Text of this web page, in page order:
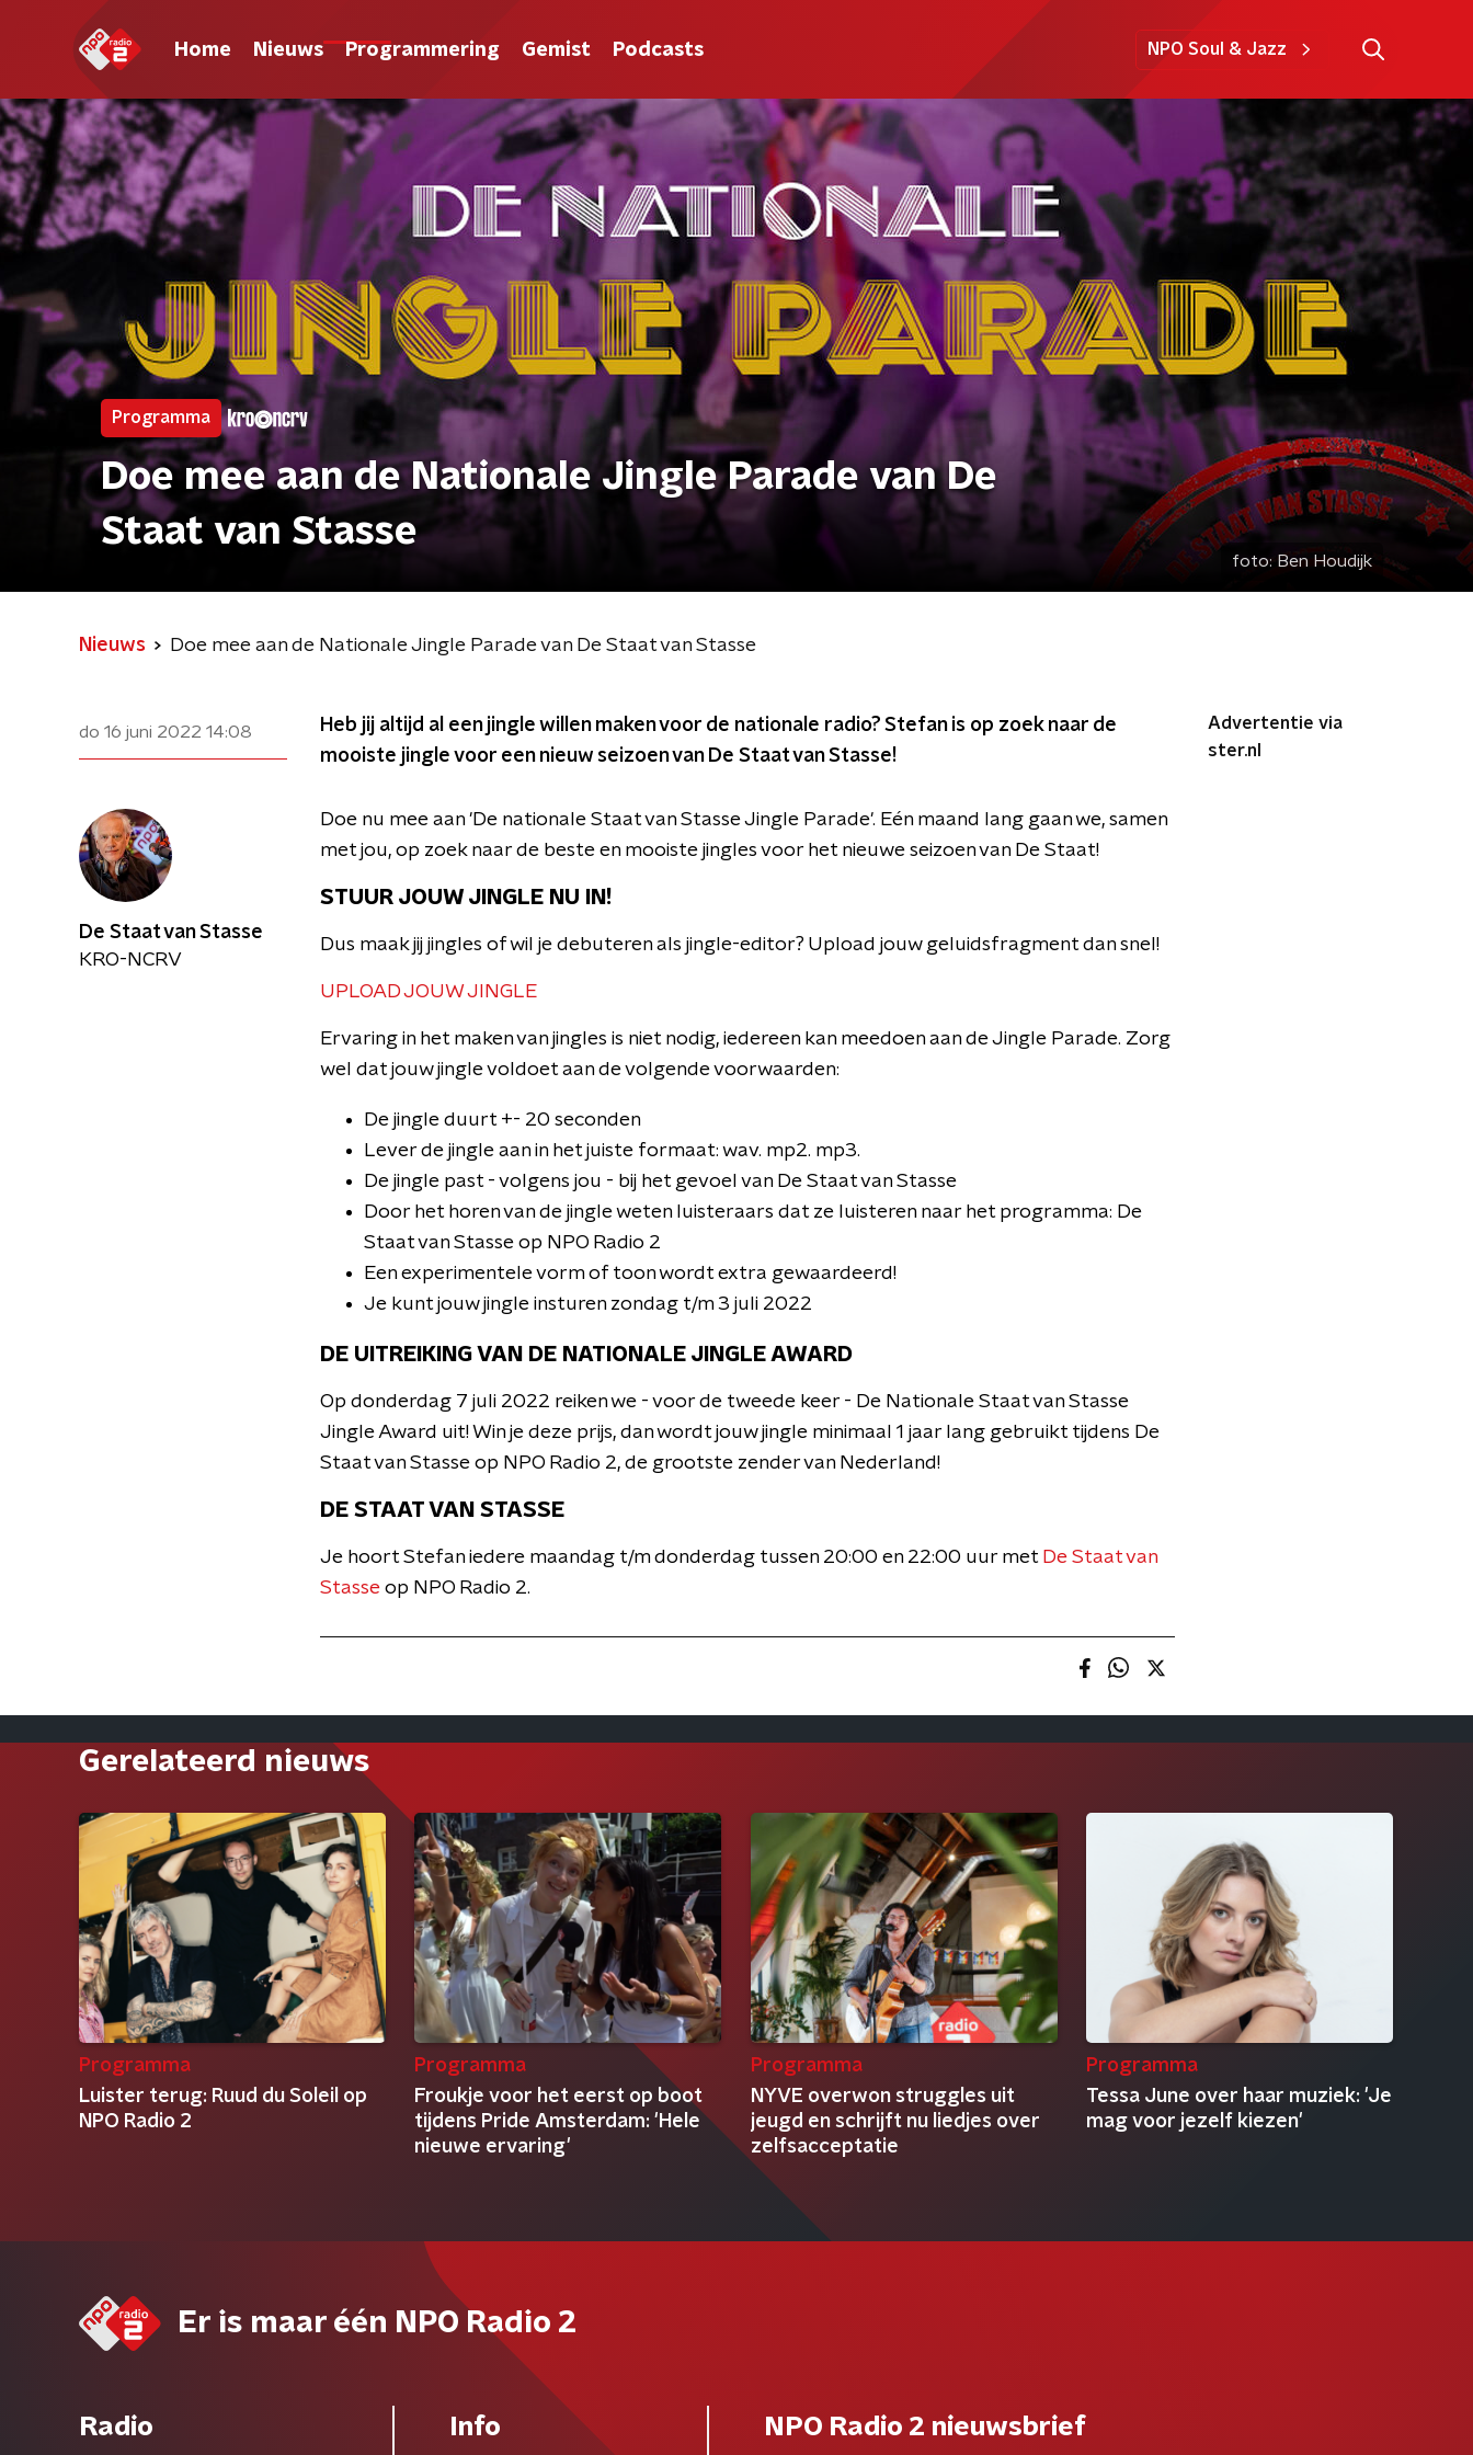
Home Nieuws Programmering Gemist Podcasts NPO Soul & Jazz
Programma
Doe mee aan de Nationale Jingle Parade van De
Staat van Stasse
foto: Ben Houdijk
Nieuws Doe mee aan de Nationale Jingle Parade van De Staat van Stasse
do 16 juni 2022 14:08
Heb jij altijd al een jingle willen maken voor de nationale radio? Stefan is op zoek naar de
mooiste jingle voor een nieuw seizoen van De Staat van Stasse!
Doe nu mee aan 'De nationale Staat van Stasse Jingle Parade'. Eén maand lang gaan we, samen
met jou, op zoek naar de beste en mooiste jingles voor het nieuwe seizoen van De Staat!
STUUR JOUW JINGLE NU IN!
Dus maak jij jingles of wil je debuteren als jingle-editor? Upload jouw geluidsfragment dan snel!
UPLOAD JOUW JINGLE
Ervaring in het maken van jingles is niet nodig, iedereen kan meedoen aan de Jingle Parade. Zorg
wel dat jouw jingle voldoet aan de volgende voorwaarden:
De jingle duurt +- 20 seconden
Lever de jingle aan in het juiste formaat: wav. mp2. mp3.
De jingle past - volgens jou - bij het gevoel van De Staat van Stasse
Door het horen van de jingle weten luisteraars dat ze luisteren naar het programma: De
Staat van Stasse op NPO Radio 2
Een experimentele vorm of toon wordt extra gewaardeerd!
Je kunt jouw jingle insturen zondag t/m 3 juli 2022
DE UITREIKING VAN DE NATIONALE JINGLE AWARD
Op donderdag 7 juli 2022 reiken we - voor de tweede keer - De Nationale Staat van Stasse
Jingle Award uit! Win je deze prijs, dan wordt jouw jingle minimaal 1 jaar lang gebruikt tijdens De
Staat van Stasse op NPO Radio 2, de grootste zender van Nederland!
DE STAAT VAN STASSE
Je hoort Stefan iedere maandag t/m donderdag tussen 20:00 en 22:00 uur met De Staat van
Stasse op NPO Radio 2.
Advertentie via
ster.nl
De Staat van Stasse
KRO-NCRV
Gerelateerd nieuws
Programma
Luister terug: Ruud du Soleil op
NPO Radio 2
Programma
Froukje voor het eerst op boot
tijdens Pride Amsterdam: 'Hele
nieuwe ervaring'
Programma
NYVE overwon struggles uit
jeugd en schrijft nu liedjes over
zelfsacceptatie
Programma
Tessa June over haar muziek: 'Je
mag voor jezelf kiezen'
Er is maar één NPO Radio 2
Radio Info NPO Radio 2 nieuwsbrief